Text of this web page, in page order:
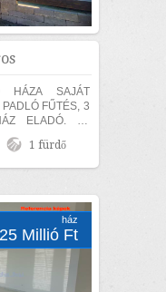
HÁZA SAJÁT
FŰTÉS, 3
ELADÓ. Az
épült, amelyre
1 fürdő
ház
Millió Ft